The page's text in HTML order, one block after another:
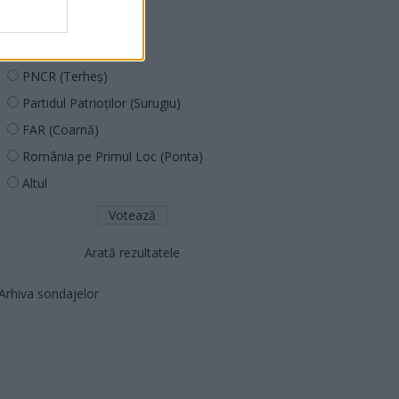
PNCR (Terheș)
Partidul Patrioților (Surugiu)
FAR (Coarnă)
România pe Primul Loc (Ponta)
Altul
Arată rezultatele
sondajelor